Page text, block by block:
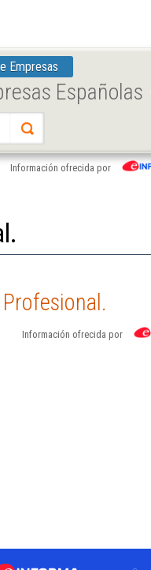
Empresas
Españolas
Información ofrecida por
Información ofrecida por